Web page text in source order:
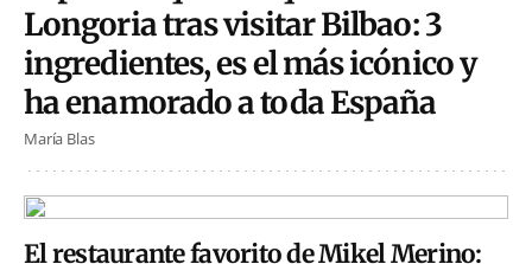
Longoria tras visitar Bilbao: 3
ingredientes, es el más icónico y
ha enamorado a toda España
María Blas
El restaurante favorito de Mikel Merino: